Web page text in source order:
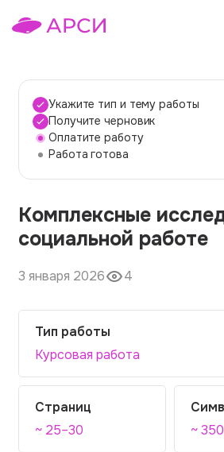
Темы работ
О сервисе
О компании
Наши гарантии
Порядок оплаты
Вопросы и ответы
Отзывы
Контакты
Укажите тип и тему работы
Получите черновик
Оплатите работу
Работа готова
Комплексные
социальной работе
3 января 2026 4
Тип работы
Курсовая работа
Страниц
~ 25–30
~